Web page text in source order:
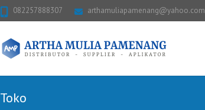
082257888307 arthamuliapamenang@yahoo.com
Toko